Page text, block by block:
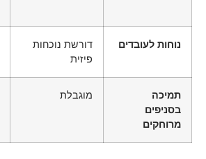
נוחות לעובדים
דורשת נוכחות
פיזית
תמיכה
בסניפים
מרוחקים
מוגבלת